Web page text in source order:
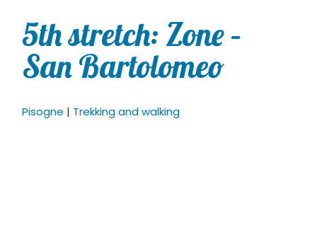
5th stretch: Zone –
San Bartolomeo
Pisogne | Trekking and walking